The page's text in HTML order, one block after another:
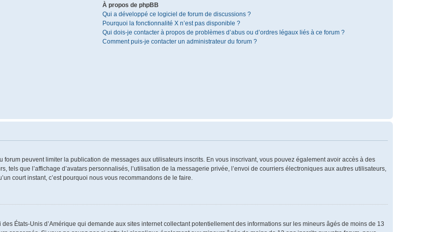
À propos de phpBB
Qui a développé ce logiciel de forum de discussions ?
Pourquoi la fonctionnalité X n’est pas disponible ?
Qui dois-je contacter à propos de problèmes d’abus ou d’ordres légaux liés à ce forum ?
Comment puis-je contacter un administrateur du forum ?
forum peuvent limiter la publication de messages aux utilisateurs inscrits. En vous inscrivant, vous pouvez également avoir accès à des
que l’affichage d’avatars personnalisés, l’utilisation de la messagerie privée, l’envoi de courriers électroniques aux autres utilisateurs,
court instant, c’est pourquoi nous vous recommandons de le faire.
États-Unis d’Amérique qui demande aux sites internet collectant potentiellement des informations sur les mineurs âgés de moins de 13